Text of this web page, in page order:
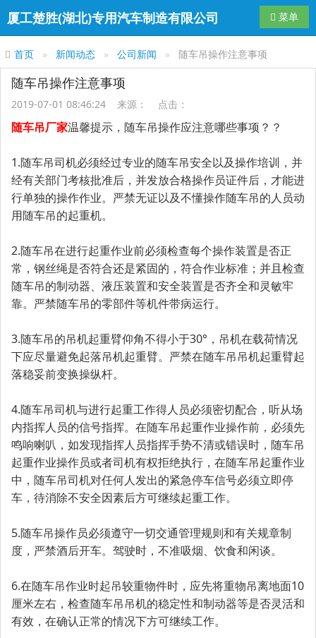
厦工楚胜(湖北)专用汽车制造有限公司 导航切换
菜单
首页 新闻动态 公司新闻 随车吊操作注意事项
随车吊操作注意事项
2019-07-01 08:46:24 来源： 点击：
随车吊厂家温馨提示，随车吊操作应注意哪些事项？？
1.随车吊司机必须经过专业的随车吊安全以及操作培训，并
经有关部门考核批准后，并发放合格操作员证件后，才能进
行单独的操作作业。严禁无证以及不懂操作随车吊的人员动
用随车吊的起重机。
2.随车吊在进行起重作业前必须检查每个操作装置是否正
常，钢丝绳是否符合还是紧固的，符合作业标准；并且检查
随车吊的制动器、液压装置和安全装置是否齐全和灵敏牢
靠。严禁随车吊的零部件等机件带病运行。
3.随车吊的吊机起重臂仰角不得小于30°，吊机在载荷情况
下应尽量避免起落吊机起重臂。严禁在随车吊吊机起重臂起
落稳妥前变换操纵杆。
4.随车吊司机与进行起重工作得人员必须密切配合，听从场
内指挥人员的信号指挥。在随车吊起重作业操作前，必须先
鸣响喇叭，如发现指挥人员指挥手势不清或错误时，随车吊
起重作业操作员或者司机有权拒绝执行，在随车吊起重作业
中，随车吊司机对任何人发出的紧急停车信号必须立即停
车，待消除不安全因素后方可继续起重工作。
5.随车吊操作员必须遵守一切交通管理规则和有关规章制
度，严禁酒后开车。驾驶时，不准吸烟、饮食和闲谈。
6.在随车吊作业时起吊较重物件时，应先将重物吊离地面10
厘米左右，检查随车吊吊机的稳定性和制动器等是否灵活和
有效，在确认正常的情况下方可继续工作。